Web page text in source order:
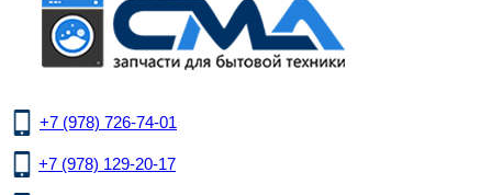
+7 (978) 726-74-01
+7 (978) 129-20-17